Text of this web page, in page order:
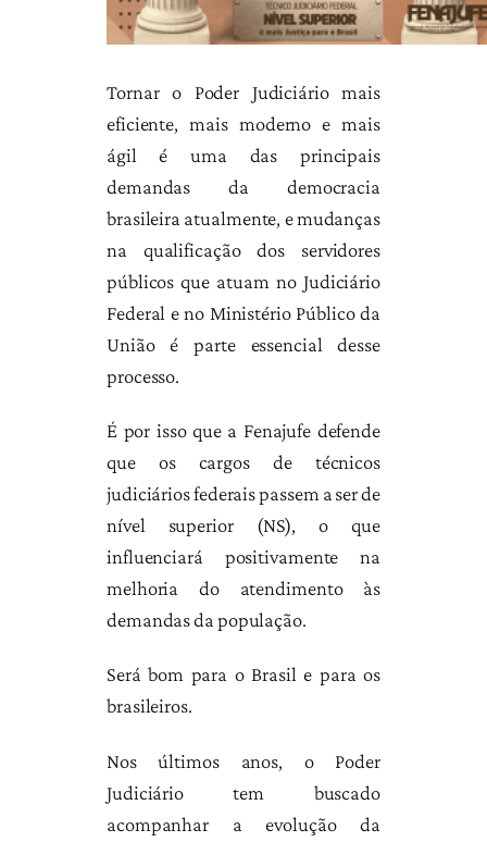
Tornar o Poder Judiciário mais
eficiente, mais moderno e mais
ágil é uma das principais
demandas da democracia
brasileira atualmente, e mudanças
na qualificação dos servidores
públicos que atuam no Judiciário
Federal e no Ministério Público da
União é parte essencial desse
processo.
É por isso que a Fenajufe defende
que os cargos de técnicos
judiciários federais passem a ser de
nível superior (NS), o que
influenciará positivamente na
melhoria do atendimento às
demandas da população.
Será bom para o Brasil e para os
brasileiros.
Nos últimos anos, o Poder
Judiciário tem buscado
acompanhar a evolução da